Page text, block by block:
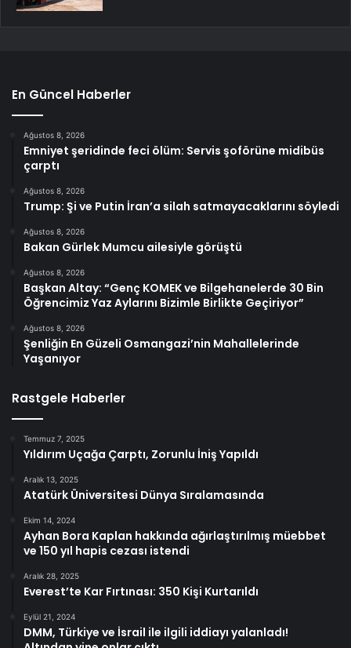
En Güncel Haberler
Ağustos 8, 2026
Emniyet şeridinde feci ölüm: Servis şoförüne midibüs
çarptı
Ağustos 8, 2026
Trump: Şi ve Putin İran’a silah satmayacaklarını söyledi
Ağustos 8, 2026
Bakan Gürlek Mumcu ailesiyle görüştü
Ağustos 8, 2026
Başkan Altay: “Genç KOMEK ve Bilgehanelerde 30 Bin
Öğrencimiz Yaz Aylarını Bizimle Birlikte Geçiriyor”
Ağustos 8, 2026
Şenliğin En Güzeli Osmangazi’nin Mahallelerinde
Yaşanıyor
Rastgele Haberler
Temmuz 7, 2025
Yıldırım Uçağa Çarptı, Zorunlu İniş Yapıldı
Aralık 13, 2025
Atatürk Üniversitesi Dünya Sıralamasında
Ekim 14, 2024
Ayhan Bora Kaplan hakkında ağırlaştırılmış müebbet
ve 150 yıl hapis cezası istendi
Aralık 28, 2025
Everest’te Kar Fırtınası: 350 Kişi Kurtarıldı
Eylül 21, 2024
DMM, Türkiye ve İsrail ile ilgili iddiayı yalanladı!